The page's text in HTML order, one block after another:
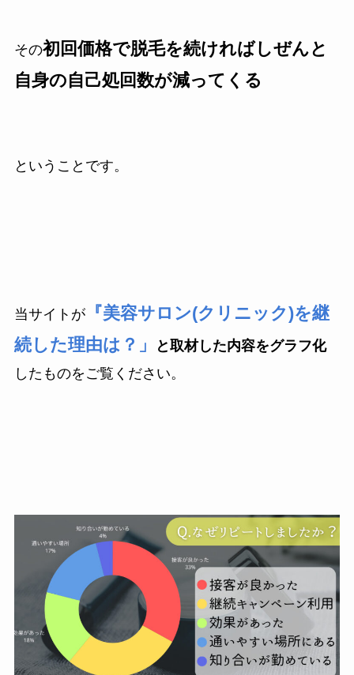
その初回価格で脱毛を続ければしぜんと
自身の自己処回数が減ってくる
ということです。
当サイトが『美容サロン(クリニック)を継
続した理由は？」
と取材した内容をグラフ化
したものをご覧ください。